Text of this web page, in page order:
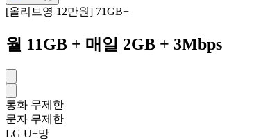
[올리브영 12만원] 71GB+
월 11GB + 매일 2GB + 3Mbps
통화 무제한
문자 무제한
LG U+망